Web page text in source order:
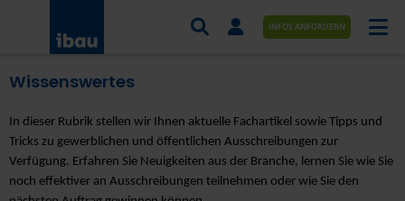
AUFTRÄGE NACH BRANCHE
AUFTRÄGE NACH ORT
SERVICES UND LEISTUNGEN
INFOS ANFORDERN
Wissenswertes
In dieser Rubrik stellen wir Ihnen aktuelle Fachartikel sowie Tipps und
Tricks zu gewerblichen und öffentlichen Ausschreibungen zur
Verfügung. Erfahren Sie Neuigkeiten aus der Branche, lernen Sie wie Sie
noch effektiver an Ausschreibungen teilnehmen oder wie Sie den